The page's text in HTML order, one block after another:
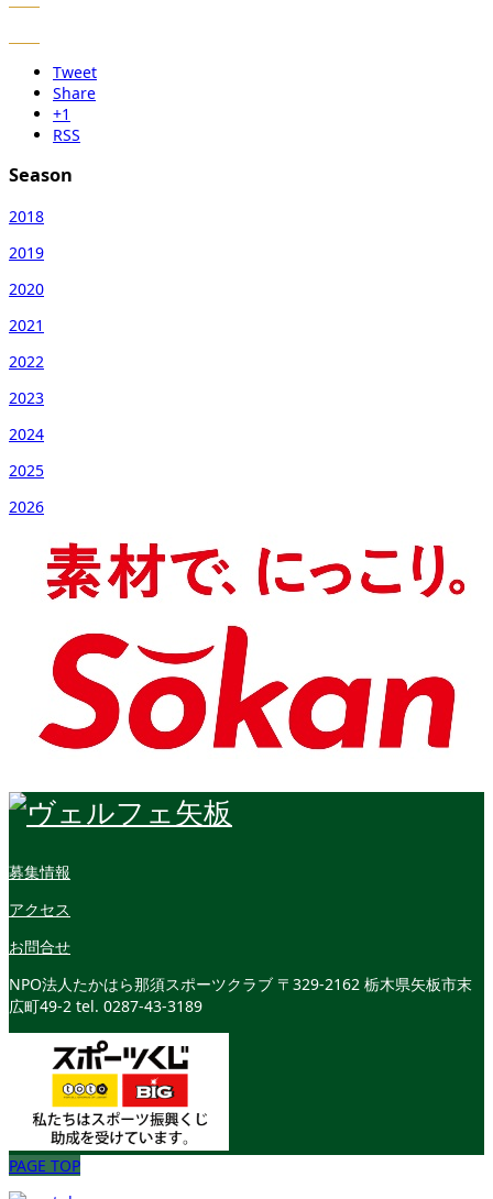
Tweet
Share
+1
RSS
Season
2018
2019
2020
2021
2022
2023
2024
2025
2026
募集情報
アクセス
お問合せ
NPO法人たかはら那須スポーツクラブ 〒329-2162 栃木県矢板市末
広町49-2 tel. 0287-43-3189
PAGE TOP